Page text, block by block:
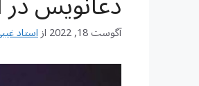
آگوست 18, 2022 ازاستاد